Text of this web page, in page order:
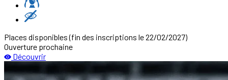
Places disponibles(fin des inscriptions le 22/02/2027)
Ouverture prochaine
Découvrir